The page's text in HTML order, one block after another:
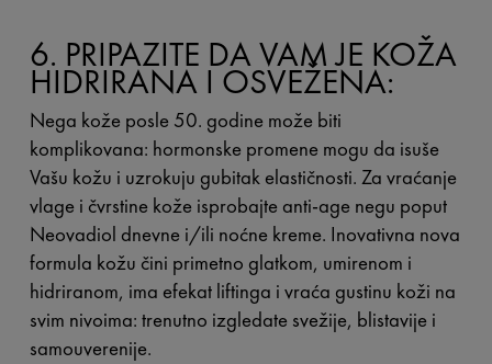
6. PRIPAZITE DA VAM JE KOŽA
HIDRIRANA I OSVEŽENA:
Nega kože posle 50. godine može biti
komplikovana: hormonske promene mogu da isuše
Vašu kožu i uzrokuju gubitak elastičnosti. Za vraćanje
vlage i čvrstine kože isprobajte anti-age negu poput
Neovadiol dnevne i/ili noćne kreme. Inovativna nova
formula kožu čini primetno glatkom, umirenom i
hidriranom, ima efekat liftinga i vraća gustinu koži na
svim nivoima: trenutno izgledate svežije, blistavije i
samouverenije.